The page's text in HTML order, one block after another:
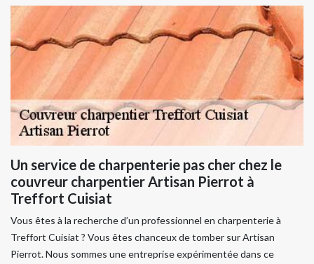
Un service de charpenterie pas cher chez le
couvreur charpentier Artisan Pierrot à
Treffort Cuisiat
Vous êtes à la recherche d’un professionnel en charpenterie à
Treffort Cuisiat ? Vous êtes chanceux de tomber sur Artisan
Pierrot. Nous sommes une entreprise expérimentée dans ce